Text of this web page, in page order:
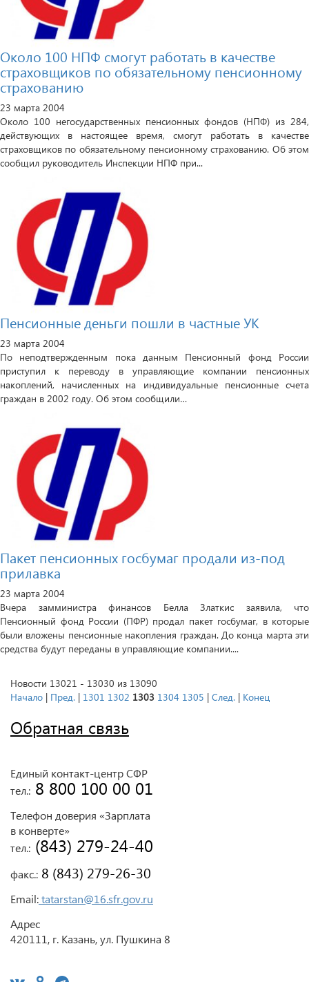
Около 100 НПФ смогут работать в качестве
страховщиков по обязательному пенсионному
страхованию
23 марта 2004
Около 100 негосударственных пенсионных фондов (НПФ) из 284,
действующих в настоящее время, смогут работать в качестве
страховщиков по обязательному пенсионному страхованию. Об этом
сообщил руководитель Инспекции НПФ при...
Пенсионные деньги пошли в частные УК
23 марта 2004
По неподтвержденным пока данным Пенсионный фонд России
приступил к переводу в управляющие компании пенсионных
накоплений, начисленных на индивидуальные пенсионные счета
граждан в 2002 году. Об этом сообщили…
Пакет пенсионных госбумаг продали из-под
прилавка
23 марта 2004
Вчера замминистра финансов Белла Златкис заявила, что
Пенсионный фонд России (ПФР) продал пакет госбумаг, в которые
были вложены пенсионные накопления граждан. До конца марта эти
средства будут переданы в управляющие компании....
Новости 13021 - 13030 из 13090
Начало | Пред. | 1301 1302 1303 1304 1305 | След. | Конец
Обратная связь
Единый контакт-центр СФР
тел.: 8 800 100 00 01
Телефон доверия «Зарплата
в конверте»
тел.: (843) 279-24-40
факс.: 8 (843) 279-26-30
Email:tatarstan@16.sfr.gov.ru
Адрес
420111, г. Казань, ул. Пушкина 8